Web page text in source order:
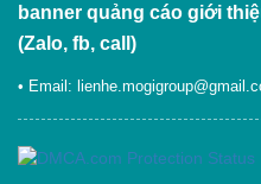
banner quảng cáo giới
(Zalo, fb, call)
• Email: